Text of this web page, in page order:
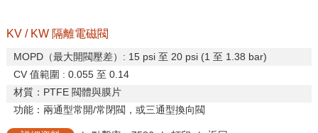
KV / KW 隔離電磁閥
MOPD（最大開閥壓差） : 15 psi 至 20 psi (1 至 1.38 bar)
CV 值範圍 : 0.055 至 0.14
材質： PTFE 閥體與膜片
功能：兩通型常開/常閉閥，或三通型換向閥